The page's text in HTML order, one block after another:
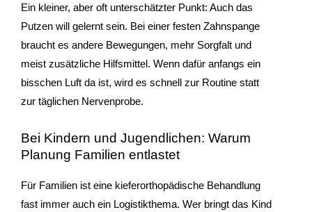
Ein kleiner, aber oft unterschätzter Punkt: Auch das
Putzen will gelernt sein. Bei einer festen Zahnspange
braucht es andere Bewegungen, mehr Sorgfalt und
meist zusätzliche Hilfsmittel. Wenn dafür anfangs ein
bisschen Luft da ist, wird es schnell zur Routine statt
zur täglichen Nervenprobe.
Bei Kindern und Jugendlichen: Warum
Planung Familien entlastet
Für Familien ist eine kieferorthopädische Behandlung
fast immer auch ein Logistikthema. Wer bringt das Kind